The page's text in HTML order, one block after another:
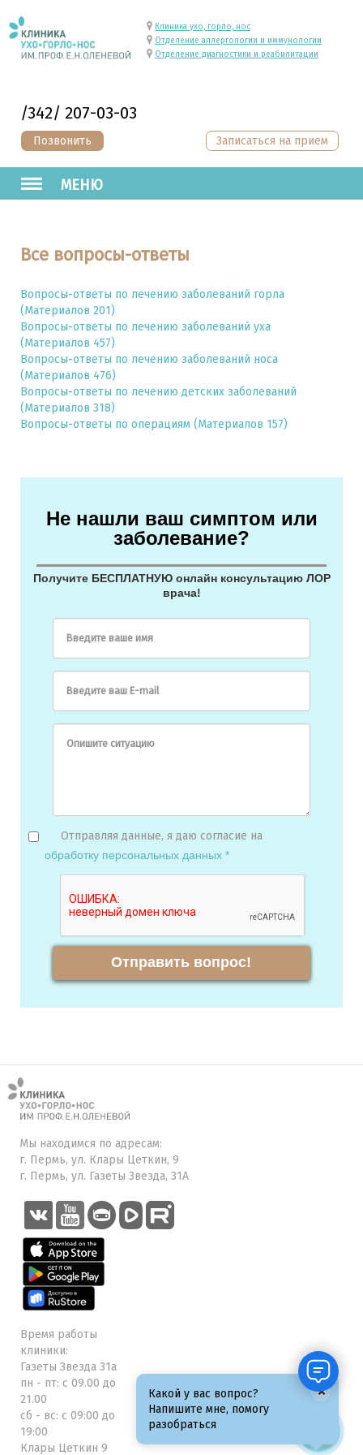
/342/ 207-03-03
Позвонить
Клиника ухо, горло, нос
Отделение аллергологии и иммунологии
Отделение диагностики и реабилитации
МЕНЮ
Записаться на прием
Все вопросы-ответы
Вопросы-ответы по лечению заболеваний горла
(Материалов 201)
Вопросы-ответы по лечению заболеваний уха
(Материалов 457)
Вопросы-ответы по лечению заболеваний носа
(Материалов 476)
Вопросы-ответы по лечению детских заболеваний
(Материалов 318)
Вопросы-ответы по операциям (Материалов 157)
Не нашли ваш симптом или
заболевание?
Получите БЕСПЛАТНУЮ онлайн консультацию ЛОР
врача!
Введите ваше имя
Введите ваш E-mail
Опишите ситуацию
Отправляя данные, я даю согласие на
обработку персональных данных *
Отправить вопрос!
Мы находимся по адресам:
г. Пермь, ул. Клары Цеткин, 9
г. Пермь, ул. Газеты Звезда, 31А
Время работы
клиники:
Газеты Звезда 31а
пн - пт: с 09.00 до
21.00
сб - вс: с 09:00 до
19:00
Клары Цеткин 9
Какой у вас вопрос?
Напишите мне, помогу
разобраться
×